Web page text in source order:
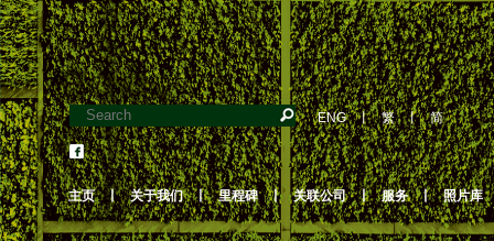
ENG丨繁丨简
主页 丨 关于我们 丨 里程碑 丨 关联公司 丨 服务 丨 照片库